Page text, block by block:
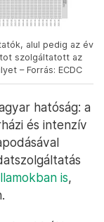
alul pedig az év
szolgáltatott az
– Forrás: ECDC
hatóság: a
és intenzív
is,